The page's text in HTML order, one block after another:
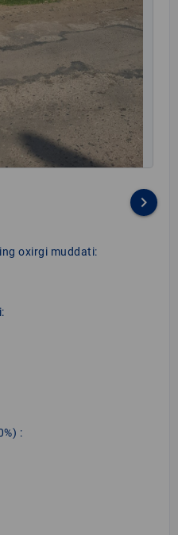
keyboard_arrow_right
oxirgi muddati:
: